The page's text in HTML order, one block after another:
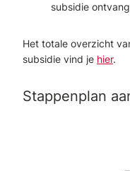
subsidie
Het totale overzicht
subsidie vind je hier.
Stappenplan